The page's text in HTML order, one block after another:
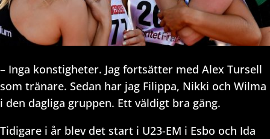
– Inga konstigheter. Jag fortsätter med Alex Tursell
som tränare. Sedan har jag Filippa, Nikki och Wilma
i den dagliga gruppen. Ett väldigt bra gäng.
Tidigare i år blev det start i U23-EM i Esbo och Ida